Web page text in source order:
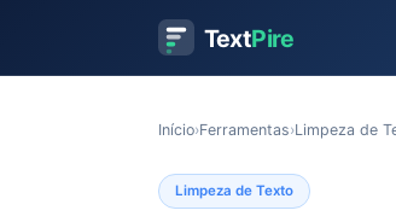
TextPire
Início›Ferramentas›Limpeza de
Limpeza de Texto